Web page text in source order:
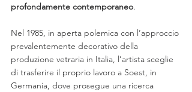
profondamente contemporaneo.
Nel 1985, in aperta polemica con l’approccio
prevalentemente decorativo della
produzione vetraria in Italia, l’artista sceglie
di trasferire il proprio lavoro a Soest, in
Germania, dove prosegue una ricerca